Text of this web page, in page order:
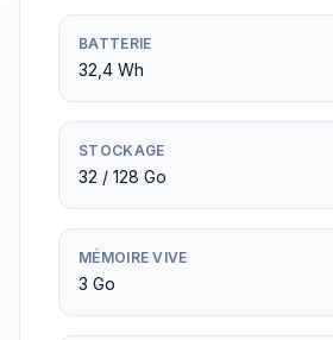
BATTERIE
32,4 Wh
STOCKAGE
32 / 128 Go
MÉMOIRE VIVE
3 Go